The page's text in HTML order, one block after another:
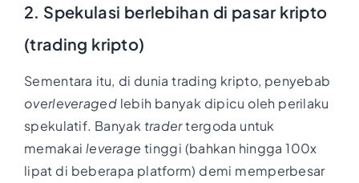
2. Spekulasi berlebihan di pasar kripto
(trading kripto)
Sementara itu, di dunia trading kripto, penyebab
overleveragedlebih banyak dipicu oleh perilaku
spekulatif. Banyak tradertergoda untuk
memakai leverage tinggi (bahkan hingga 100x
lipat di beberapa platform) demi memperbesar